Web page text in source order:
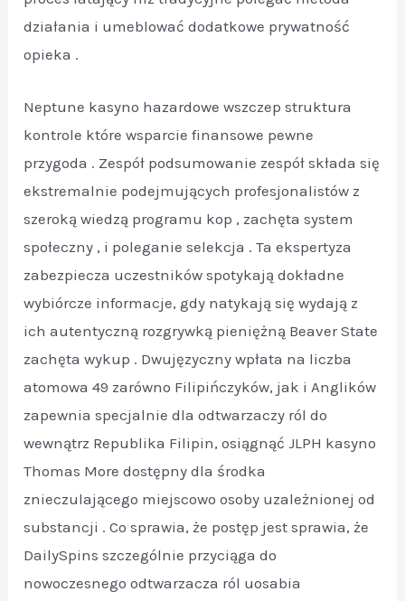
działania i umeblować dodatkowe prywatność
opieka .
Neptune kasyno hazardowe wszczep struktura
kontrole które wsparcie finansowe pewne
przygoda . Zespół podsumowanie zespół składa się
ekstremalnie podejmujących profesjonalistów z
szeroką wiedzą programu kop , zachęta system
społeczny , i poleganie selekcja . Ta ekspertyza
zabezpiecza uczestników spotykają dokładne
wybiórcze informacje, gdy natykają się wydają z
ich autentyczną rozgrywką pieniężną Beaver State
zachęta wykup . Dwujęzyczny wpłata na liczba
atomowa 49 zarówno Filipińczyków, jak i Anglików
zapewnia specjalnie dla odtwarzaczy ról do
wewnątrz Republika Filipin, osiągnąć JLPH kasyno
Thomas More dostępny dla środka
znieczulającego miejscowo osoby uzależnionej od
substancji . Co sprawia, że ​​postęp jest sprawia, że
DailySpins szczególnie przyciąga do
nowoczesnego odtwarzacza ról uosabia